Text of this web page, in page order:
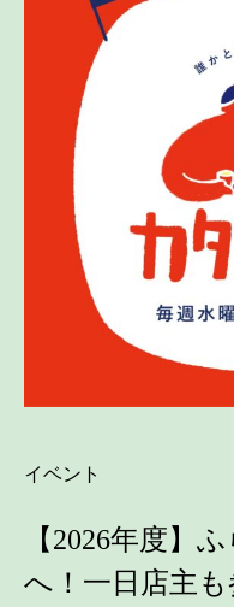
イベント
【2026年度】
へ！一日店主も